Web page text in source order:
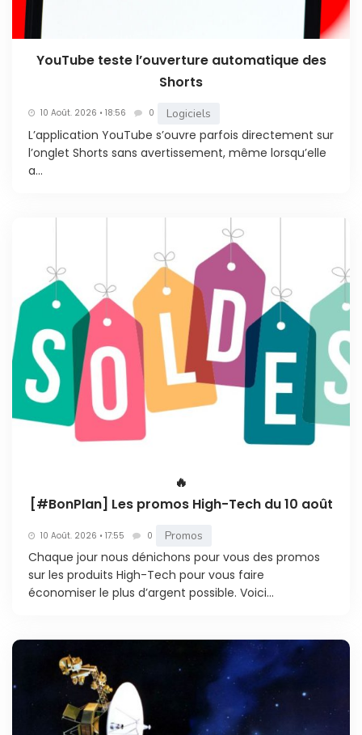
YouTube teste l’ouverture automatique des
Shorts
10 Août. 2026 • 18:56 0 Logiciels
L’application YouTube s’ouvre parfois directement sur
l’onglet Shorts sans avertissement, même lorsqu’elle
a...
🔥
[#BonPlan] Les promos High-Tech du 10 août
10 Août. 2026 • 17:55 0 Promos
Chaque jour nous dénichons pour vous des promos
sur les produits High-Tech pour vous faire
économiser le plus d’argent possible. Voici...